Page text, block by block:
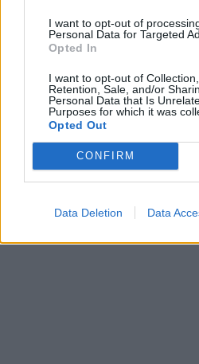
I want to opt-out of
Personal Data for Targeted
Opted In
I want to opt-out of Collection,
Retention, Sale, and/or
Personal Data that Is
Purposes for which it was
Opted Out
CONFIRM
Data Deletion Data
συνεργασία με την ΕΔΚΕ
έτοιμοι να στηρίξουμε με
δυνάμεις».